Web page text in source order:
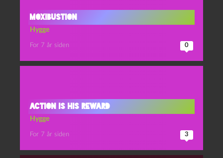
Moxibustion
Hygge
For 7 år siden 0
Action is his reward
Hygge
For 7 år siden 3